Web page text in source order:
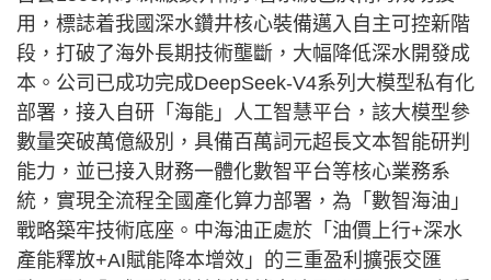
用，標誌着我國深水鑽井核心裝備邁入自主可控新階
段，打破了海外長期技術壟斷，大幅降低深水開發成
本。公司已成功完成DeepSeek-V4系列大模型私有化
部署，接入自研「海能」人工智慧平台，該大模型參
數量突破萬億級別，具備百萬詞元超長文本智能研判
能力，並已接入財務一體化數智平台等核心業務系
統，實現全流程全國產化算力部署，為「數智海油」
戰略築牢技術底座。中海油正處於「油價上行+深水
產能釋放+AI賦能降本增效」的三重盈利擴張交匯